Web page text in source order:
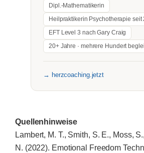
Dipl.-Mathematikerin
Heilpraktikerin Psychotherapie seit
EFT Level 3 nach Gary Craig
20+ Jahre · mehrere Hundert
→ herzcoaching.jetzt
Quellenhinweise
Lambert, M. T., Smith, S. E., Moss,
N. (2022). Emotional Freedom